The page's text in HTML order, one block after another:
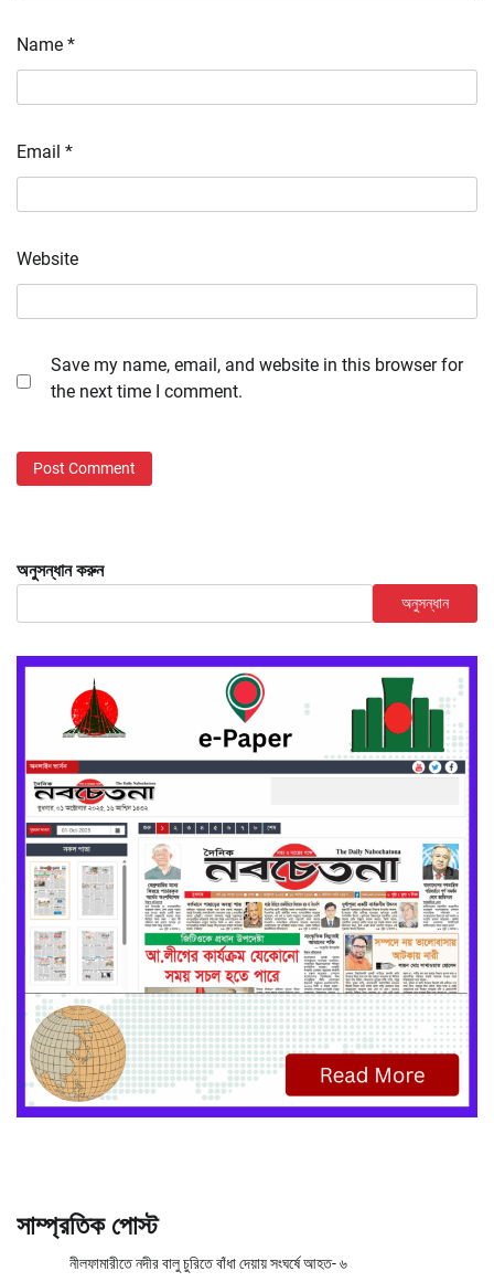
Name *
Email *
Website
Save my name, email, and website in this browser for
the next time I comment.
অনুসন্ধান করুন
অনুসন্ধান
সাম্প্রতিক পোস্ট
নীলফামারীতে নদীর বালু চুরিতে বাঁধা দেয়ায় সংঘর্ষে আহত- ৬